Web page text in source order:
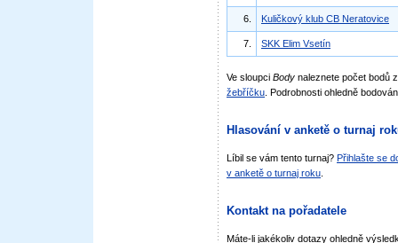
6. Kuličkový klub CB Neratovice
7. SKK Elim Vsetín
Ve sloupci Body naleznete počet bodů
žebříčku . Podrobnosti ohledně
Hlasování v anketě o turnaj
Líbil se vám tento turnaj? Přihlašte se
v anketě o turnaj roku
Kontakt na pořadatele
Máte-li jakékoliv dotazy ohledně